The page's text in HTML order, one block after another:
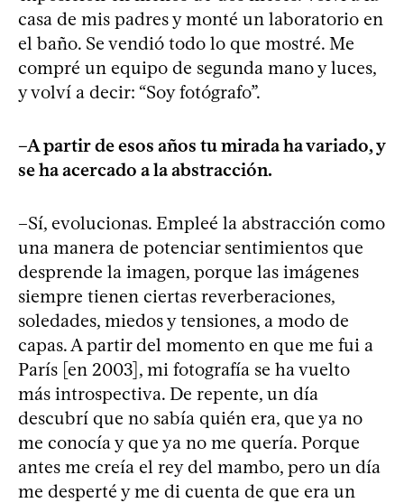
casa de mis padres y monté un laboratorio en
el baño. Se vendió todo lo que mostré. Me
compré un equipo de segunda mano y luces,
y volví a decir: “Soy fotógrafo”.
–A partir de esos años tu mirada ha variado, y
se ha acercado a la abstracción.
–Sí, evolucionas. Empleé la abstracción como
una manera de potenciar sentimientos que
desprende la imagen, porque las imágenes
siempre tienen ciertas reverberaciones,
soledades, miedos y tensiones, a modo de
capas. A partir del momento en que me fui a
París [en 2003], mi fotografía se ha vuelto
más introspectiva. De repente, un día
descubrí que no sabía quién era, que ya no
me conocía y que ya no me quería. Porque
antes me creía el rey del mambo, pero un día
me desperté y me di cuenta de que era un